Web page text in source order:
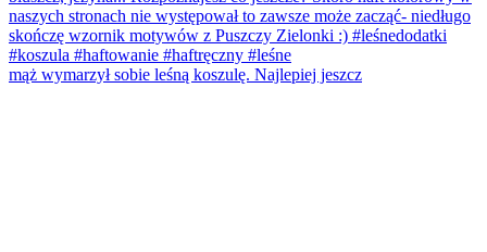
mąż wymarzył sobie leśną koszulę. Najlepiej jeszcz